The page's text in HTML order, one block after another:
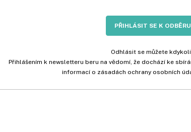
PŘIHLÁSIT SE K ODBĚRU
Odhlásit se můžete
Přihlášením k newsletteru beru na vědomí, že dochází ke
informací o zásadách ochrany osobních